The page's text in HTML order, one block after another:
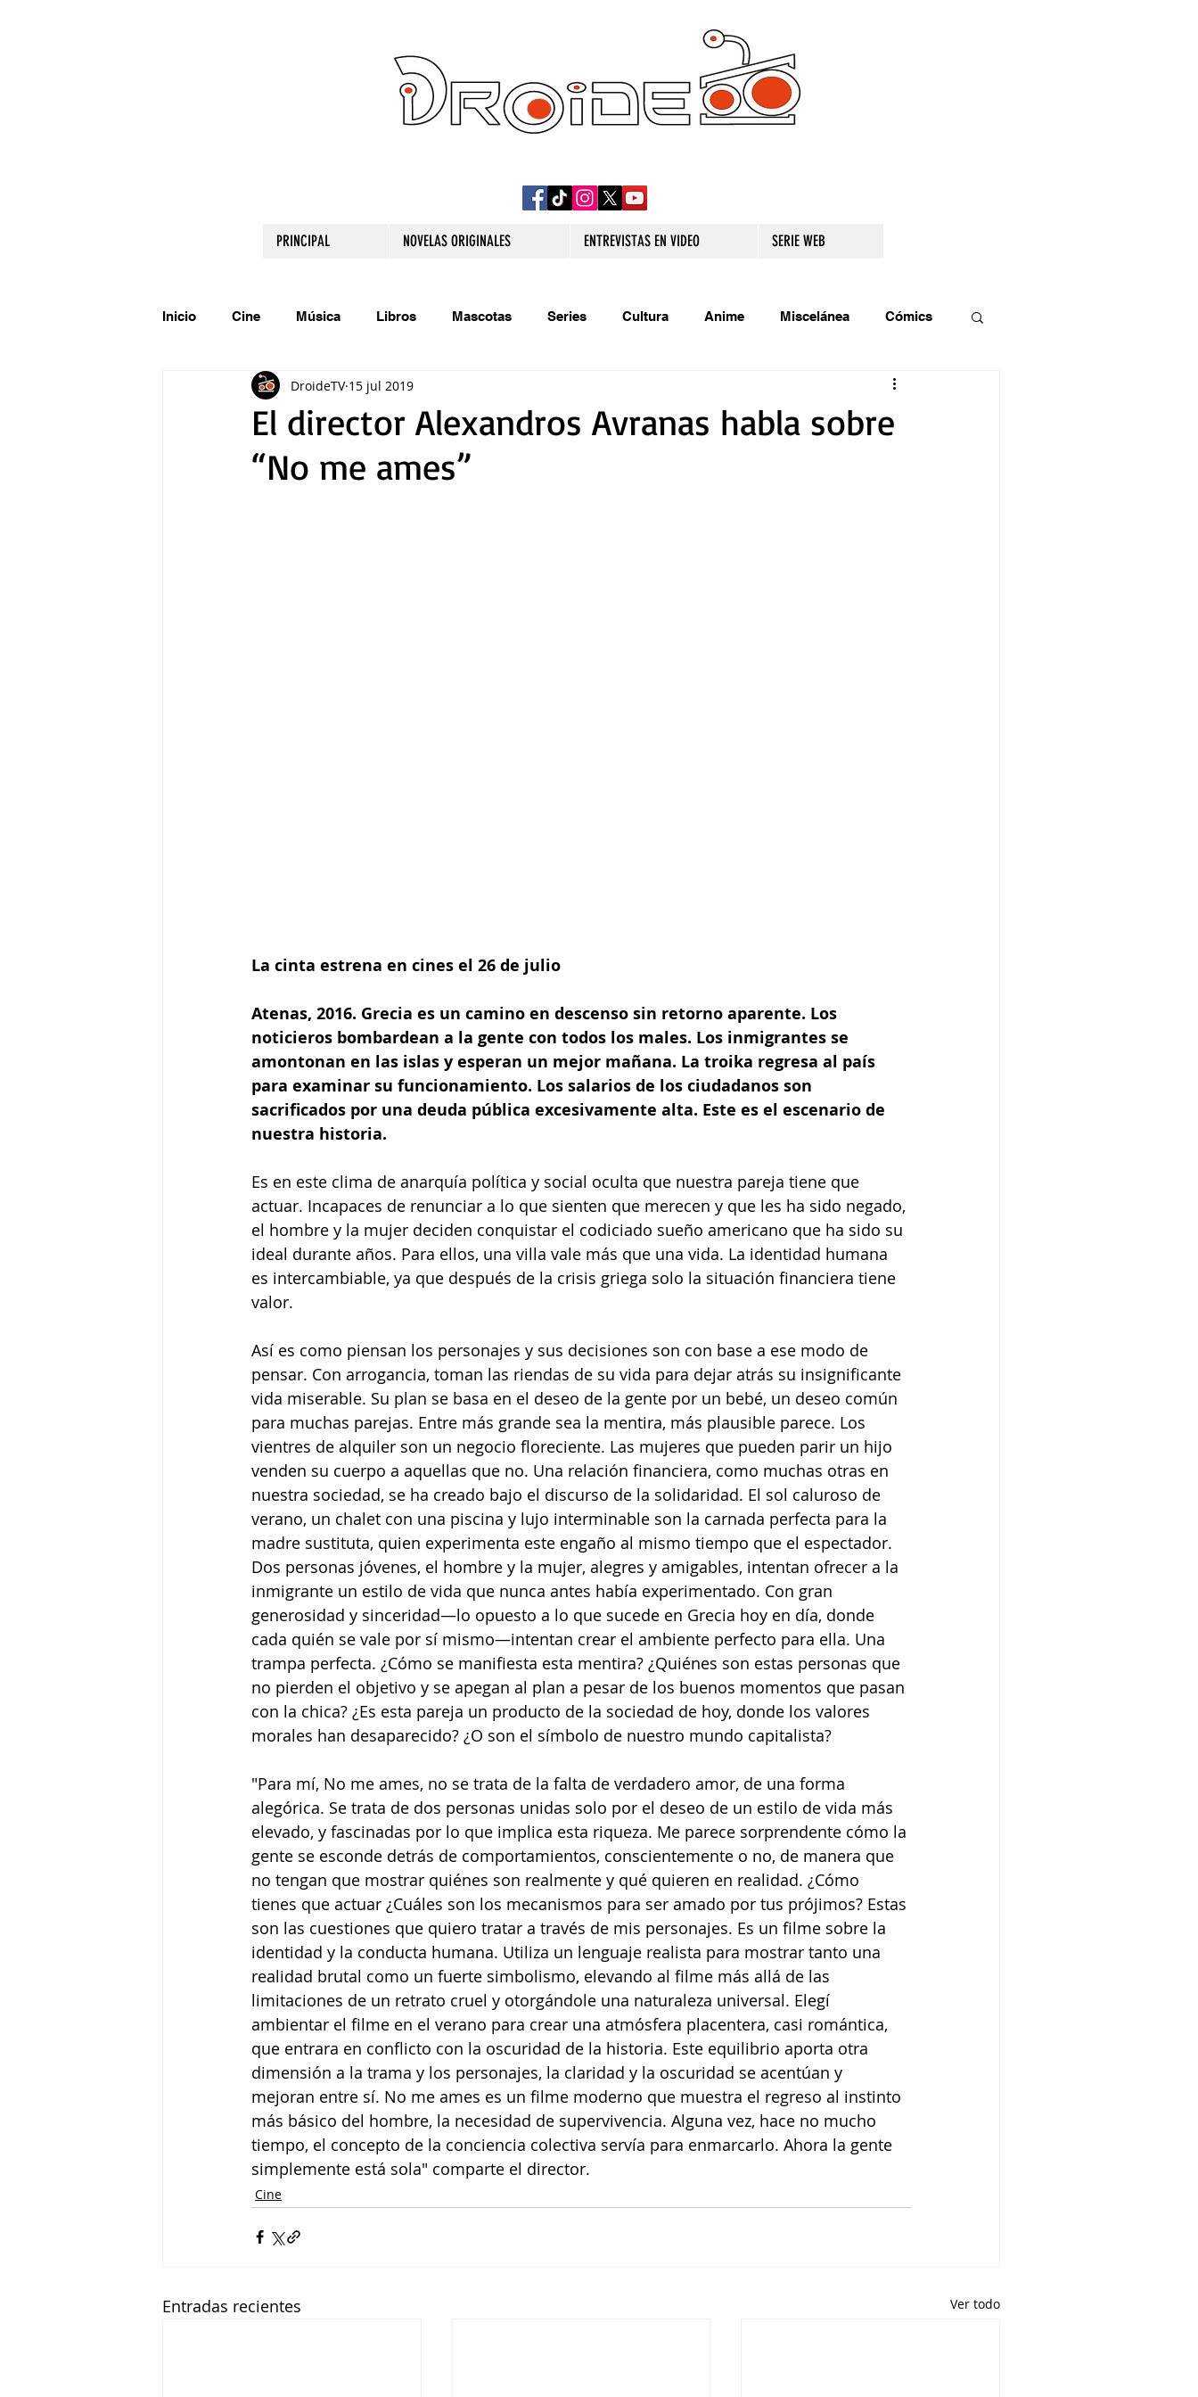
PRINCIPAL NOVELAS ORIGINALES ENTREVISTAS EN VIDEO SERIE WEB
Inicio Cine Música Libros Mascotas Series Cultura Anime Miscelánea Cómics
Comparte tu talento Relatos originales
Gastronomía Tecnología
El director Alexandros Avranas habla sobre
“No me ames”
DroideTV 15 jul 2019
La cinta estrena en cines el 26 de julio
Atenas, 2016. Grecia es un camino en descenso sin retorno aparente. Los
noticieros bombardean a la gente con todos los males. Los inmigrantes se
amontonan en las islas y esperan un mejor mañana. La troika regresa al país
para examinar su funcionamiento. Los salarios de los ciudadanos son
sacrificados por una deuda pública excesivamente alta. Este es el escenario de
nuestra historia.
Es en este clima de anarquía política y social oculta que nuestra pareja tiene que
actuar. Incapaces de renunciar a lo que sienten que merecen y que les ha sido negado,
el hombre y la mujer deciden conquistar el codiciado sueño americano que ha sido su
ideal durante años. Para ellos, una villa vale más que una vida. La identidad humana
es intercambiable, ya que después de la crisis griega solo la situación financiera tiene
valor.
Así es como piensan los personajes y sus decisiones son con base a ese modo de
pensar. Con arrogancia, toman las riendas de su vida para dejar atrás su insignificante
vida miserable. Su plan se basa en el deseo de la gente por un bebé, un deseo común
para muchas parejas. Entre más grande sea la mentira, más plausible parece. Los
vientres de alquiler son un negocio floreciente. Las mujeres que pueden parir un hijo
venden su cuerpo a aquellas que no. Una relación financiera, como muchas otras en
nuestra sociedad, se ha creado bajo el discurso de la solidaridad. El sol caluroso de
verano, un chalet con una piscina y lujo interminable son la carnada perfecta para la
madre sustituta, quien experimenta este engaño al mismo tiempo que el espectador.
Dos personas jóvenes, el hombre y la mujer, alegres y amigables, intentan ofrecer a la
inmigrante un estilo de vida que nunca antes había experimentado. Con gran
generosidad y sinceridad—lo opuesto a lo que sucede en Grecia hoy en día, donde
cada quién se vale por sí mismo—intentan crear el ambiente perfecto para ella. Una
trampa perfecta. ¿Cómo se manifiesta esta mentira? ¿Quiénes son estas personas que
no pierden el objetivo y se apegan al plan a pesar de los buenos momentos que pasan
con la chica? ¿Es esta pareja un producto de la sociedad de hoy, donde los valores
morales han desaparecido? ¿O son el símbolo de nuestro mundo capitalista?
"Para mí, No me ames, no se trata de la falta de verdadero amor, de una forma
alegórica. Se trata de dos personas unidas solo por el deseo de un estilo de vida más
elevado, y fascinadas por lo que implica esta riqueza. Me parece sorprendente cómo la
gente se esconde detrás de comportamientos, conscientemente o no, de manera que
no tengan que mostrar quiénes son realmente y qué quieren en realidad. ¿Cómo
tienes que actuar ¿Cuáles son los mecanismos para ser amado por tus prójimos? Estas
son las cuestiones que quiero tratar a través de mis personajes. Es un filme sobre la
identidad y la conducta humana. Utiliza un lenguaje realista para mostrar tanto una
realidad brutal como un fuerte simbolismo, elevando al filme más allá de las
limitaciones de un retrato cruel y otorgándole una naturaleza universal. Elegí
ambientar el filme en el verano para crear una atmósfera placentera, casi romántica,
que entrara en conflicto con la oscuridad de la historia. Este equilibrio aporta otra
dimensión a la trama y los personajes, la claridad y la oscuridad se acentúan y
mejoran entre sí. No me ames es un filme moderno que muestra el regreso al instinto
más básico del hombre, la necesidad de supervivencia. Alguna vez, hace no mucho
tiempo, el concepto de la conciencia colectiva servía para enmarcarlo. Ahora la gente
simplemente está sola" comparte el director.
Cine
Entradas recientes Ver todo